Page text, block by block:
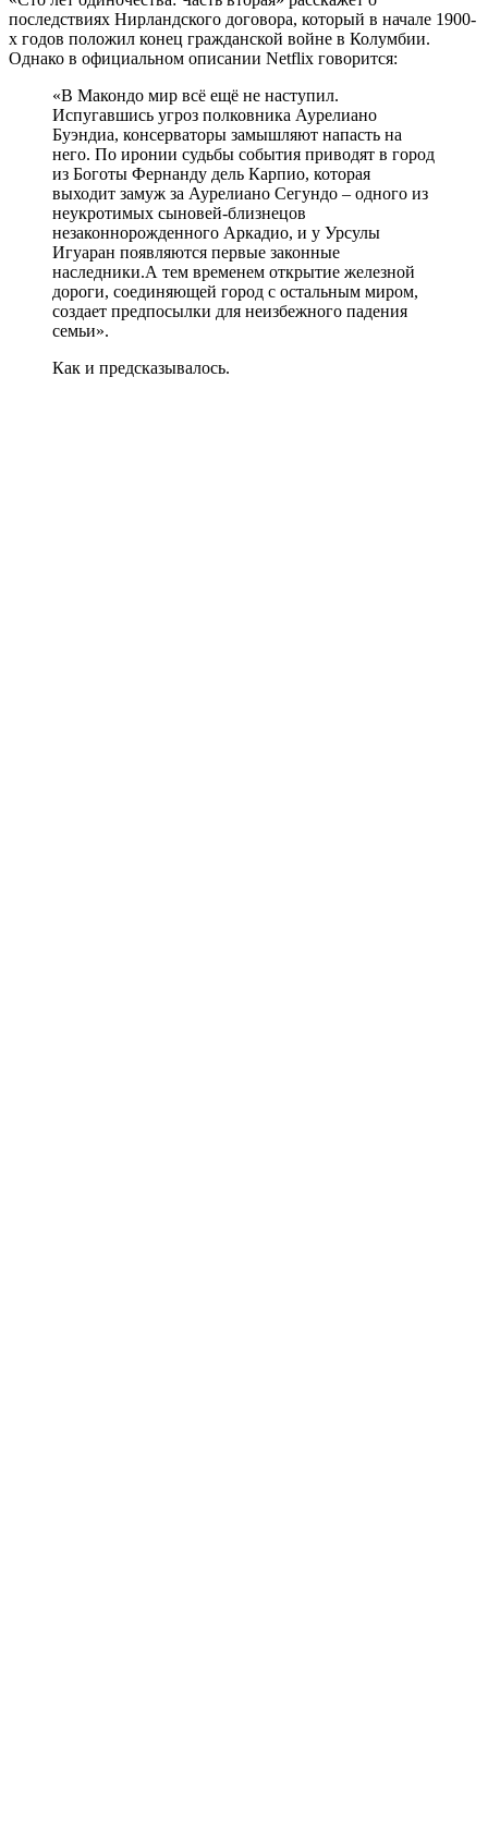
последствиях Нирландского договора, который в начале 1900-
х годов положил конец гражданской войне в Колумбии.
Однако в официальном описании Netflix говорится:
«В Макондо мир всё ещё не наступил.
Испугавшись угроз полковника Аурелиано
Буэндиа, консерваторы замышляют напасть на
него. По иронии судьбы события приводят в город
из Боготы Фернанду дель Карпио, которая
выходит замуж за Аурелиано Сегундо – одного из
неукротимых сыновей-близнецов
незаконнорожденного Аркадио, и у Урсулы
Игуаран появляются первые законные
наследники.А тем временем открытие железной
дороги, соединяющей город с остальным миром,
создает предпосылки для неизбежного падения
семьи».
Как и предсказывалось.